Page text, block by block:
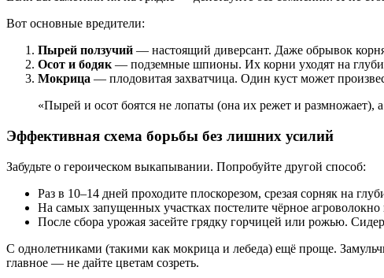
Вот основные вредители:
Пырей ползучий — настоящий диверсант. Даже обрывок
Осот и бодяк— подземные шпионы. Их корни уходят на
Мокрица — плодовитая захватчица. Один куст может
«Пырей и осот боятся не лопаты (она их режет и размножает),
Эффективная схема борьбы без лишних усилий
Забудьте о героическом выкапывании. Попробуйте другой способ:
Раз в 10–14 дней проходите плоскорезом, срезая сорняк на
На самых запущенных участках постелите чёрное агроволокно
После сбора урожая засейте грядку горчицей или рожью.
С однолетниками (такими как мокрица и лебеда) ещё проще.
главное — не дайте цветам созреть.